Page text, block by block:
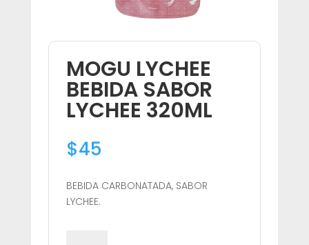
MOGU LYCHEE
BEBIDA SABOR
LYCHEE 320ML
$45
BEBIDA CARBONATADA, SABOR
LYCHEE.